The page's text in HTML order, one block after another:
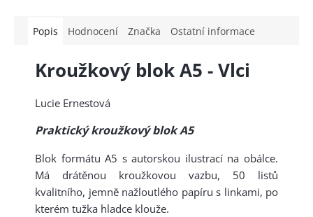
Popis Hodnocení Značka Ostatní informace
Kroužkový blok A5 - Vlci
Lucie Ernestová
Praktický kroužkový blok A5
Blok formátu A5 s autorskou ilustrací na obálce.
Má drátěnou kroužkovou vazbu, 50 listů
kvalitního, jemně nažloutlého papíru s linkami, po
kterém tužka hladce klouže.